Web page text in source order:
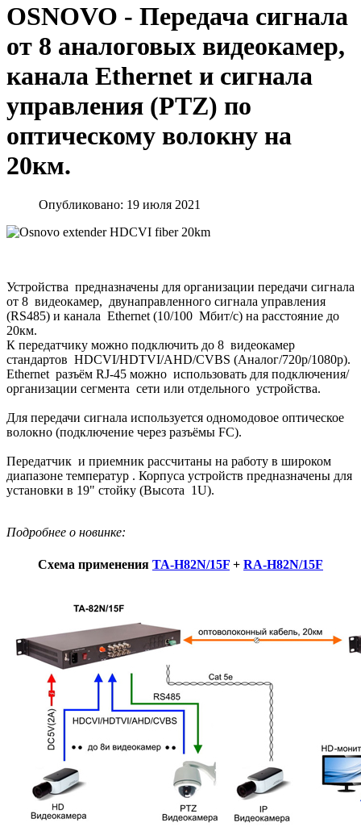
OSNOVO - Передача сигнала
от 8 аналоговых видеокамер,
канала Ethernet и сигнала
управления (PTZ) по
оптическому волокну на
20км.
Опубликовано: 19 июля 2021
Устройства предназначены для организации передачи сигнала
от 8 видеокамер, двунаправленного сигнала управления
(RS485) и канала Ethernet (10/100 Мбит/с) на расстояние до
20км.
К передатчику можно подключить до 8 видеокамер
стандартов HDCVI/HDTVI/AHD/CVBS (Аналог/720p/1080p).
Ethernet разъём RJ-45 можно использовать для подключения/
организации сегмента сети или отдельного устройства.
Для передачи сигнала используется одномодовое оптическое
волокно (подключение через разъёмы FC).
Передатчик и приемник рассчитаны на работу в широком
диапазоне температур . Корпуса устройств предназначены для
установки в 19" стойку (Высота 1U).
Подробнее о новинке:
Схема применения TA-H82N/15F + RA-H82N/15F